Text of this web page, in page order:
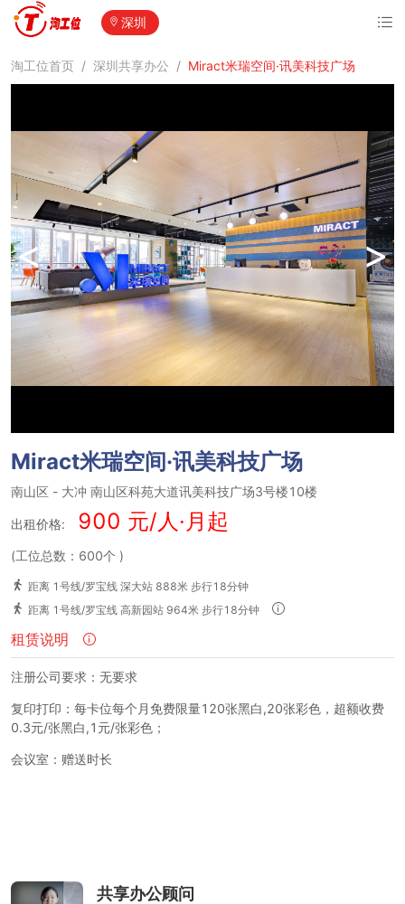
深圳
淘工位首页 / 深圳共享办公 / Miract米瑞空间·讯美科技广场
< >
Miract米瑞空间·讯美科技广场
南山区 - 大冲 南山区科苑大道讯美科技广场3号楼10楼
出租价格: 900 元/人·月起
(工位总数：600个 )
距离 1号线/罗宝线 深大站 888米 步行18分钟
距离 1号线/罗宝线 高新园站 964米 步行18分钟
租赁说明
注册公司要求：无要求
复印打印：每卡位每个月免费限量120张黑白,20张彩色，超额收费
0.3元/张黑白,1元/张彩色；
会议室：赠送时长
共享办公顾问